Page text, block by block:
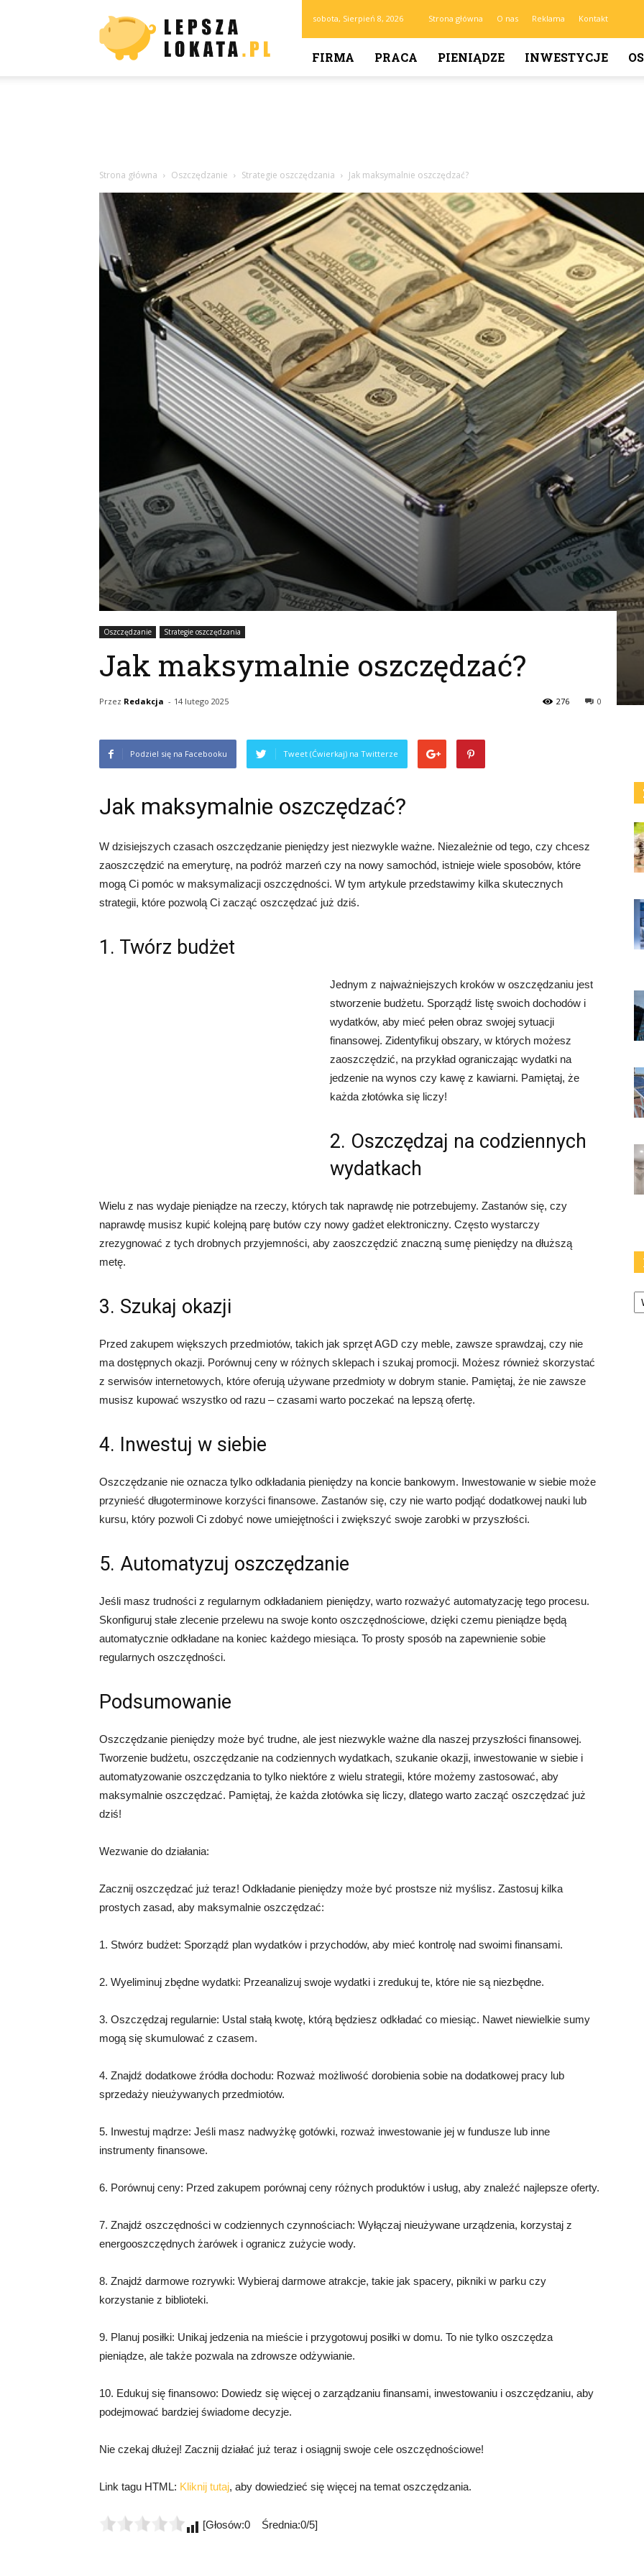
sobota, Sierpień 8, 2026 Strona główna O nas Reklama Kontakt
FIRMA PRACA PIENIĄDZE INWESTYCJE
Strona główna Oszczędzanie Strategie oszczędzania Jak maksymalnie oszczędzać?
Oszczędzanie Strategie oszczędzania
Jak maksymalnie oszczędzać?
Przez Redakcja - 14 lutego 2025 0
276
Podziel się na Facebooku Tweet (Ćwierkaj) na Twitterze
Jak maksymalnie oszczędzać?
W dzisiejszych czasach oszczędzanie pieniędzy jest niezwykle ważne. Niezależnie od tego, czy chcesz
zaoszczędzić na emeryturę, na podróż marzeń czy na nowy samochód, istnieje wiele sposobów, które
mogą Ci pomóc w maksymalizacji oszczędności. W tym artykule przedstawimy kilka skutecznych
strategii, które pozwolą Ci zacząć oszczędzać już dziś.
1. Twórz budżet
Jednym z najważniejszych kroków w oszczędzaniu jest
stworzenie budżetu. Sporządź listę swoich dochodów i
wydatków, aby mieć pełen obraz swojej sytuacji
finansowej. Zidentyfikuj obszary, w których możesz
zaoszczędzić, na przykład ograniczając wydatki na
jedzenie na wynos czy kawę z kawiarni. Pamiętaj, że
każda złotówka się liczy!
2. Oszczędzaj na codziennych
wydatkach
Wielu z nas wydaje pieniądze na rzeczy, których tak naprawdę nie potrzebujemy. Zastanów się, czy
naprawdę musisz kupić kolejną parę butów czy nowy gadżet elektroniczny. Często wystarczy
zrezygnować z tych drobnych przyjemności, aby zaoszczędzić znaczną sumę pieniędzy na dłuższą
metę.
3. Szukaj okazji
Przed zakupem większych przedmiotów, takich jak sprzęt AGD czy meble, zawsze sprawdzaj, czy nie
ma dostępnych okazji. Porównuj ceny w różnych sklepach i szukaj promocji. Możesz również skorzystać
z serwisów internetowych, które oferują używane przedmioty w dobrym stanie. Pamiętaj, że nie zawsze
musisz kupować wszystko od razu – czasami warto poczekać na lepszą ofertę.
4. Inwestuj w siebie
Oszczędzanie nie oznacza tylko odkładania pieniędzy na koncie bankowym. Inwestowanie w siebie może
przynieść długoterminowe korzyści finansowe. Zastanów się, czy nie warto podjąć dodatkowej nauki lub
kursu, który pozwoli Ci zdobyć nowe umiejętności i zwiększyć swoje zarobki w przyszłości.
5. Automatyzuj oszczędzanie
Jeśli masz trudności z regularnym odkładaniem pieniędzy, warto rozważyć automatyzację tego procesu.
Skonfiguruj stałe zlecenie przelewu na swoje konto oszczędnościowe, dzięki czemu pieniądze będą
automatycznie odkładane na koniec każdego miesiąca. To prosty sposób na zapewnienie sobie
regularnych oszczędności.
Podsumowanie
Oszczędzanie pieniędzy może być trudne, ale jest niezwykle ważne dla naszej przyszłości finansowej.
Tworzenie budżetu, oszczędzanie na codziennych wydatkach, szukanie okazji, inwestowanie w siebie i
automatyzowanie oszczędzania to tylko niektóre z wielu strategii, które możemy zastosować, aby
maksymalnie oszczędzać. Pamiętaj, że każda złotówka się liczy, dlatego warto zacząć oszczędzać już
dziś!
Wezwanie do działania:
Zacznij oszczędzać już teraz! Odkładanie pieniędzy może być prostsze niż myślisz. Zastosuj kilka
prostych zasad, aby maksymalnie oszczędzać:
1. Stwórz budżet: Sporządź plan wydatków i przychodów, aby mieć kontrolę nad swoimi finansami.
2. Wyeliminuj zbędne wydatki: Przeanalizuj swoje wydatki i zredukuj te, które nie są niezbędne.
3. Oszczędzaj regularnie: Ustal stałą kwotę, którą będziesz odkładać co miesiąc. Nawet niewielkie sumy
mogą się skumulować z czasem.
4. Znajdź dodatkowe źródła dochodu: Rozważ możliwość dorobienia sobie na dodatkowej pracy lub
sprzedaży nieużywanych przedmiotów.
5. Inwestuj mądrze: Jeśli masz nadwyżkę gotówki, rozważ inwestowanie jej w fundusze lub inne
instrumenty finansowe.
6. Porównuj ceny: Przed zakupem porównaj ceny różnych produktów i usług, aby znaleźć najlepsze oferty.
7. Znajdź oszczędności w codziennych czynnościach: Wyłączaj nieużywane urządzenia, korzystaj z
energooszczędnych żarówek i ogranicz zużycie wody.
8. Znajdź darmowe rozrywki: Wybieraj darmowe atrakcje, takie jak spacery, pikniki w parku czy
korzystanie z biblioteki.
9. Planuj posiłki: Unikaj jedzenia na mieście i przygotowuj posiłki w domu. To nie tylko oszczędza
pieniądze, ale także pozwala na zdrowsze odżywianie.
10. Edukuj się finansowo: Dowiedz się więcej o zarządzaniu finansami, inwestowaniu i oszczędzaniu, aby
podejmować bardziej świadome decyzje.
Nie czekaj dłużej! Zacznij działać już teraz i osiągnij swoje cele oszczędnościowe!
Link tagu HTML: Kliknij tutaj, aby dowiedzieć się więcej na temat oszczędzania.
[Głosów:0 Średnia:0/5]